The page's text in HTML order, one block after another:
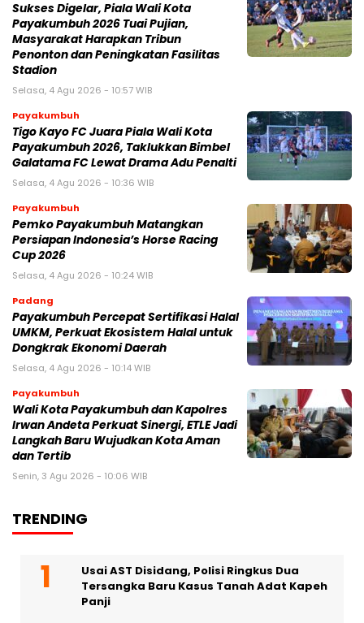
Sukses Digelar, Piala Wali Kota
Payakumbuh 2026 Tuai Pujian,
Masyarakat Harapkan Tribun
Penonton dan Peningkatan Fasilitas
Stadion
Selasa, 4 Agu 2026 - 10:57 WIB
Payakumbuh
Tigo Kayo FC Juara Piala Wali Kota
Payakumbuh 2026, Taklukkan Bimbel
Galatama FC Lewat Drama Adu Penalti
Selasa, 4 Agu 2026 - 10:36 WIB
Payakumbuh
Pemko Payakumbuh Matangkan
Persiapan Indonesia’s Horse Racing
Cup 2026
Selasa, 4 Agu 2026 - 10:24 WIB
Padang
Payakumbuh Percepat Sertifikasi Halal
UMKM, Perkuat Ekosistem Halal untuk
Dongkrak Ekonomi Daerah
Selasa, 4 Agu 2026 - 10:14 WIB
Payakumbuh
Wali Kota Payakumbuh dan Kapolres
Irwan Andeta Perkuat Sinergi, ETLE Jadi
Langkah Baru Wujudkan Kota Aman
dan Tertib
Senin, 3 Agu 2026 - 10:06 WIB
TRENDING
Usai AST Disidang, Polisi Ringkus Dua
Tersangka Baru Kasus Tanah Adat Kapeh
Panji